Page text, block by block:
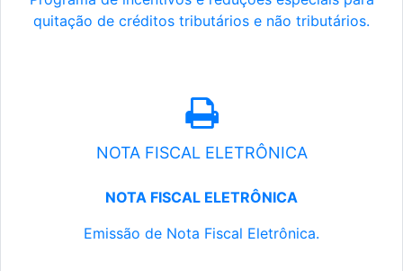
quitação de créditos tributários e não tributários.
NOTA FISCAL ELETRÔNICA
NOTA FISCAL ELETRÔNICA
Emissão de Nota Fiscal Eletrônica.